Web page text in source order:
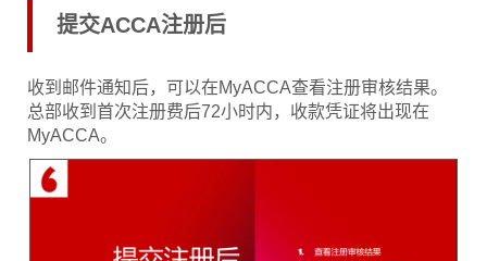
提交ACCA注册后
收到邮件通知后，可以在MyACCA查看注册审核结果。
总部收到首次注册费后72小时内，收款凭证将出现在
MyACCA。